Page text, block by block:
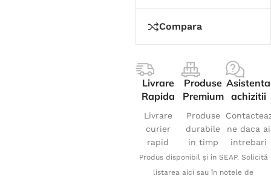
Compara
Livrare
Rapida
Livrare
curier
rapid
Produse
Premium
Produse
durabile
in timp
Asistenta
achizitii
ne daca ai
intrebari
Produs disponibil și în SEAP. Solicită
listarea aici sau în notele de